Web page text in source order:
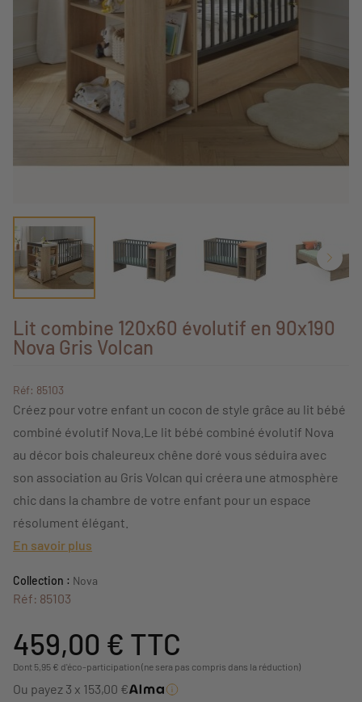
Lit combine 120x60 évolutif en 90x190
Nova Gris Volcan
Réf: 85103
Créez pour votre enfant un cocon de style grâce au lit bébé
combiné évolutif Nova.Le lit bébé combiné évolutif Nova
au décor bois chaleureux chêne doré vous séduira avec
son association au Gris Volcan qui créera une atmosphère
chic dans la chambre de votre enfant pour un espace
résolument élégant.
En savoir plus
Collection : Nova
Réf: 85103
459,00 € TTC
Dont 5,95 € d'éco-participation (ne sera pas compris dans la réduction)
Ou payez 3 x 153,00 €